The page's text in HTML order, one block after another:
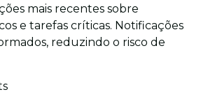
mais recentes sobre
e tarefas críticas. Notificações
reduzindo o risco de